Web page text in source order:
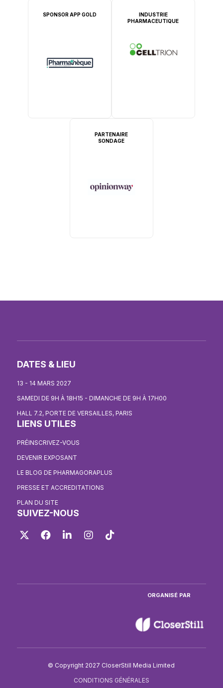
SPONSOR APP GOLD
INDUSTRIE
PHARMACEUTIQUE
PARTENAIRE
SONDAGE
DATES & LIEU
13 - 14 MARS 2027
SAMEDI DE 9H À 18H15 - DIMANCHE DE 9H À 17H00
HALL 7.2, PORTE DE VERSAILLES, PARIS
LIENS UTILES
PRÉINSCRIVEZ-VOUS
DEVENIR EXPOSANT
LE BLOG DE PHARMAGORAPLUS
PRESSE ET ACCREDITATIONS
PLAN DU SITE
SUIVEZ-NOUS
Twitter FacebookLinkedIn Instagram
ORGANISÉ PAR
© Copyright 2027 CloserStill Media Limited
CONDITIONS GÉNÉRALES